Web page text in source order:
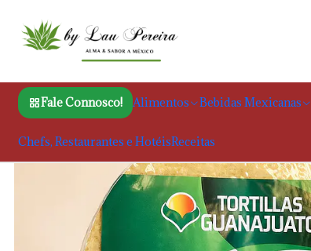
Fale Connosco! Alimentos Bebidas Mexicanas
Chefs, Restaurantes e HotéisReceitas